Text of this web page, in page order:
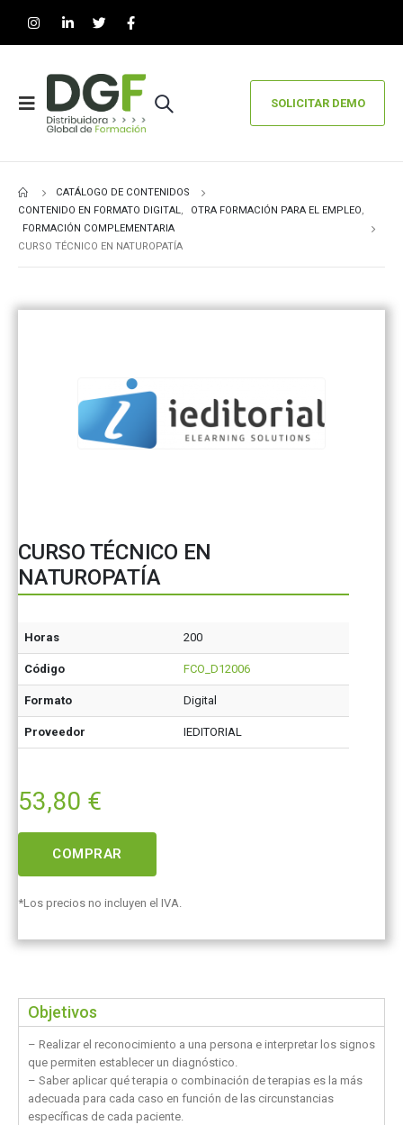
SOLICITAR DEMO
CATÁLOGO DE CONTENIDOS
CONTENIDO EN FORMATO DIGITAL, OTRA FORMACIÓN PARA EL EMPLEO,
FORMACIÓN COMPLEMENTARIA
CURSO TÉCNICO EN NATUROPATÍA
CURSO TÉCNICO EN
NATUROPATÍA
Horas 200
Código FCO_D12006
Formato Digital
Proveedor IEDITORIAL
53,80 €
COMPRAR
*Los precios no incluyen el IVA.
Objetivos
– Realizar el reconocimiento a una persona e interpretar los signos
que permiten establecer un diagnóstico.
– Saber aplicar qué terapia o combinación de terapias es la más
adecuada para cada caso en función de las circunstancias
específicas de cada paciente.